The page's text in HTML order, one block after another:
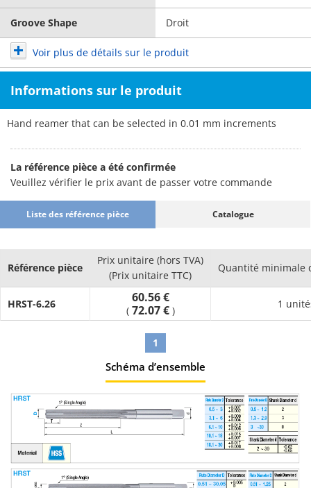
Groove Shape Droit
Voir plus de détails sur le produit
Informations sur le produit
Hand reamer that can be selected in 0.01 mm increments
La référence pièce a été confirmée
Veuillez vérifier le prix avant de passer votre commande
Liste des référence pièce Catalogue
Référence pièce
Prix unitaire (hors TVA)
(Prix unitaire TTC)
Quantité minimale
HRST-6.26 60.56 €
( 72.07 € )
1
1
Schéma d’ensemble